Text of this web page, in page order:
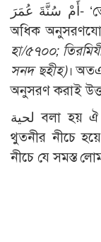
أَمْ سُنَّةَ عُمَرَ- ‘তোমাদের জন্য রাসূলুল্লাহ (ছাঃ)-এর সুন্নাত
অধিক
হা/৫৭০০;
সনদ ছহীহ)।
অনুসরণ করাই
لحية বলা হয় ঐ সমস্ত লোমকে, যা পুরুষের দুই গাল ও
থুতনীর নীচে
নীচে যে সমস্ত